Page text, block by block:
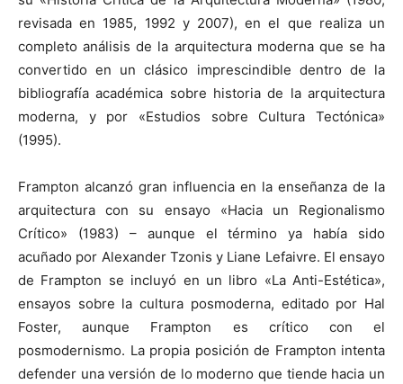
revisada en 1985, 1992 y 2007), en el que realiza un
completo análisis de la arquitectura moderna que se ha
convertido en un clásico imprescindible dentro de la
bibliografía académica sobre historia de la arquitectura
moderna, y por «Estudios sobre Cultura Tectónica»
(1995).
Frampton alcanzó gran influencia en la enseñanza de la
arquitectura con su ensayo «Hacia un Regionalismo
Crítico» (1983) – aunque el término ya había sido
acuñado por Alexander Tzonis y Liane Lefaivre. El ensayo
de Frampton se incluyó en un libro «La Anti-Estética»,
ensayos sobre la cultura posmoderna, editado por Hal
Foster, aunque Frampton es crítico con el
posmodernismo. La propia posición de Frampton intenta
defender una versión de lo moderno que tiende hacia un